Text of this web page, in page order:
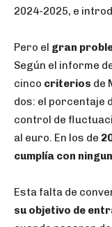
2024-2025, e
Pero el gran
Según el informe
cinco criterios de
dos: el porcentaje
control de
al euro. En los de
cumplía con
Esta falta de
su objetivo de